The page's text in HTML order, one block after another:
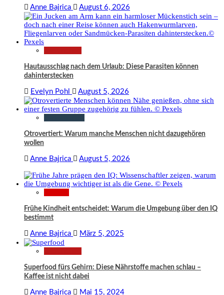
Anne Bajrica August 6, 2026
Hautausschlag nach dem Urlaub: Diese Parasiten können
dahinterstecken
Evelyn Pohl August 5, 2026
Otrovertiert: Warum manche Menschen nicht dazugehören
wollen
Anne Bajrica August 5, 2026
Frühe Kindheit entscheidet: Warum die Umgebung über den IQ
bestimmt
Anne Bajrica März 5, 2025
Superfood fürs Gehirn: Diese Nährstoffe machen schlau –
Kaffee ist nicht dabei
Anne Bajrica Mai 15, 2024